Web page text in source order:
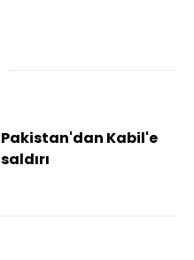
Pakistan'dan Kabil'e
saldırı